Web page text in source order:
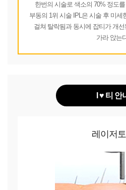
한번의 시술로 색소의 70% 정도
부동의 1위 시술 IPL은 시술 후 미세
걸쳐 탈락됨과 동시에 잡티가 개
가라 앉는
I ♥ 티 안
레이저